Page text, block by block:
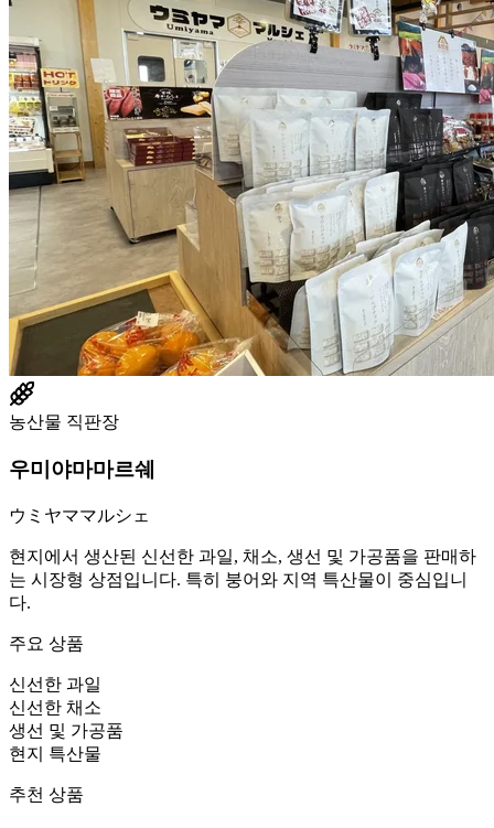
농산물 직판장
우미야마마르쉐
ウミヤママルシェ
현지에서 생산된 신선한 과일, 채소, 생선 및 가공품을 판매하
는 시장형 상점입니다. 특히 붕어와 지역 특산물이 중심입니
다.
주요 상품
신선한 과일
신선한 채소
생선 및 가공품
현지 특산물
추천 상품